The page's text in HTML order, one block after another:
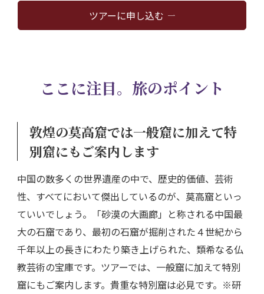
ツアーに申し込む
ここに注目。旅のポイント
敦煌の莫高窟では一般窟に加えて特
別窟にもご案内します
中国の数多くの世界遺産の中で、歴史的価値、芸術
性、すべてにおいて傑出しているのが、莫高窟といっ
ていいでしょう。「砂漠の大画廊」と称される中国最
大の石窟であり、最初の石窟が掘削された４世紀から
千年以上の長きにわたり築き上げられた、類希なる仏
教芸術の宝庫です。ツアーでは、一般窟に加えて特別
窟にもご案内します。貴重な特別窟は必見です。※研